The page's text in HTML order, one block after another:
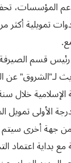
المؤسسات،
تمويلية أكثر
قسم الصيرفة
لـ”الشروق” عن
الأولى
جهة أخرى سيتم
بداية اعتماد